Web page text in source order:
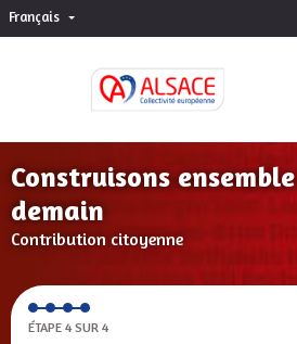
Français Choisir la langue
Construisons
demain
Contribution citoyenne
ÉTAPE 4 SUR 4